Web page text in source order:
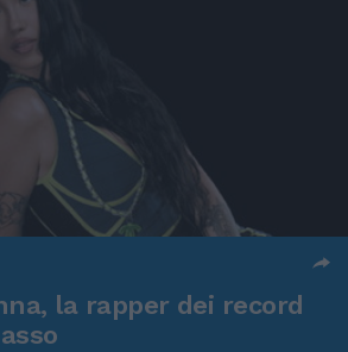
la rapper dei record